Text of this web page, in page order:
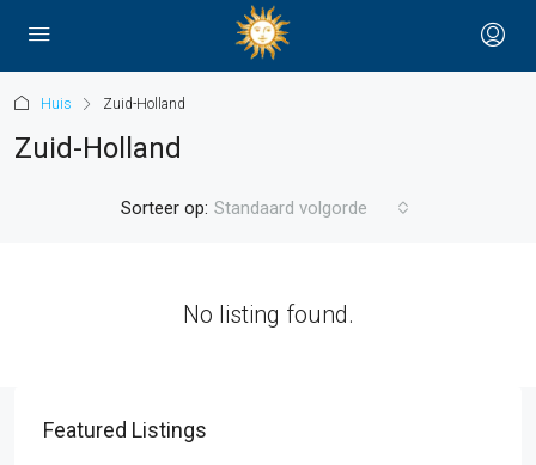
Huis Zuid-Holland
Zuid-Holland
Sorteer op: Standaard volgorde
No listing found.
Featured Listings